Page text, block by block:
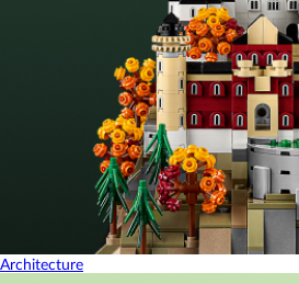
Architecture